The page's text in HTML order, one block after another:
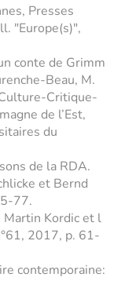
Presses
"Europe(s)",
conte de Grimm
Beau, M.
Critique-
de l’Est,
du
de la RDA.
et Bernd
77.
Kordic et l
2017, p. 61-
contemporaine: